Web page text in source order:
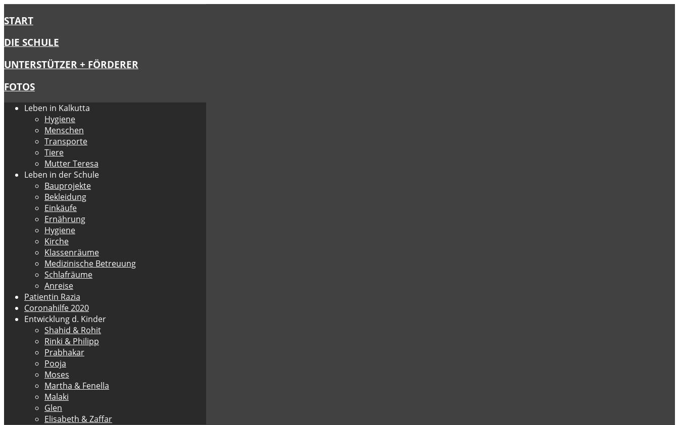
START
DIE SCHULE
UNTERSTÜTZER + FÖRDERER
FOTOS
Leben in Kalkutta
Hygiene
Menschen
Transporte
Tiere
Mutter Teresa
Leben in der Schule
Bauprojekte
Bekleidung
Einkäufe
Ernährung
Hygiene
Kirche
Klassenräume
Medizinische Betreuung
Schlafräume
Anreise
Patientin Razia
Coronahilfe 2020
Entwicklung d. Kinder
Shahid & Rohit
Rinki & Philipp
Prabhakar
Pooja
Moses
Martha & Fenella
Malaki
Glen
Elisabeth & Zaffar